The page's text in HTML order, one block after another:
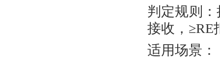
判定规则
接收，≥RE
适用场景：